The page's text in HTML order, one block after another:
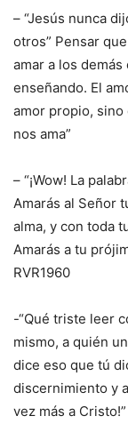
– “Jesús nunca
otros” Pensar
amar a los
enseñando. El
amor propio, sino
nos ama”
– “¡Wow! La
Amarás al Señor
alma, y con toda
Amarás a tu
RVR1960
-“Qué triste leer
mismo, a quién
dice eso que tú
discernimiento y
vez más a Cristo!”